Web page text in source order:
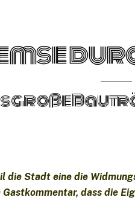
große
die Stadt eine die
dass die